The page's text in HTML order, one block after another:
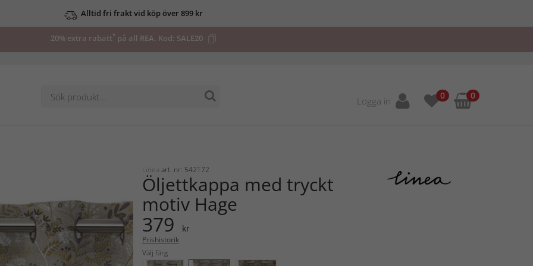
Alltid fri frakt vid köp över 899 kr
20% extra rabatt*på all REA. Kod: SALE20
Logga in 0 0
Linea art. nr: 542172
Öljettkappa med tryckt
motiv Hage
379 kr
Prishistorik
Välj färg